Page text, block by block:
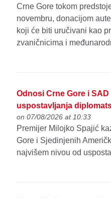
Crne Gore tokom
novembru, donacijom
koji će biti uručivani kao
zvaničnicima i
Odnosi Crne Gore i
uspostavljanja
on 07/08/2026 at 10:33
Premijer Milojko Spajić
Gore i Sjedinjenih
najvišem nivou od